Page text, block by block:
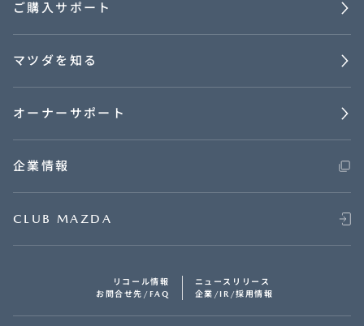
ご購入サポート
マツダを知る
オーナーサポート
企業情報
CLUB MAZDA
リコール情報
ニュースリリース
お問合せ先/FAQ
企業/IR/採用情報